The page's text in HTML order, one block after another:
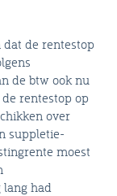
dat de rentestop
de btw ook nu
rentestop op
over
suppletie-
moest
lang had